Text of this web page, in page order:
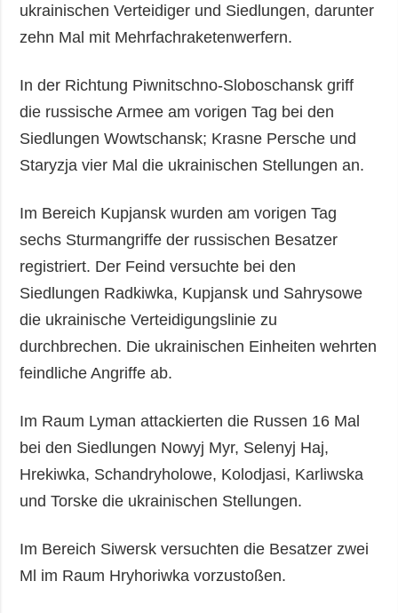
ukrainischen Verteidiger und Siedlungen, darunter
zehn Mal mit Mehrfachraketenwerfern.
In der Richtung Piwnitschno-Sloboschansk griff
die russische Armee am vorigen Tag bei den
Siedlungen Wowtschansk; Krasne Persche und
Staryzja vier Mal die ukrainischen Stellungen an.
Im Bereich Kupjansk wurden am vorigen Tag
sechs Sturmangriffe der russischen Besatzer
registriert. Der Feind versuchte bei den
Siedlungen Radkiwka, Kupjansk und Sahrysowe
die ukrainische Verteidigungslinie zu
durchbrechen. Die ukrainischen Einheiten wehrten
feindliche Angriffe ab.
Im Raum Lyman attackierten die Russen 16 Mal
bei den Siedlungen Nowyj Myr, Selenyj Haj,
Hrekiwka, Schandryholowe, Kolodjasi, Karliwska
und Torske die ukrainischen Stellungen.
Im Bereich Siwersk versuchten die Besatzer zwei
Ml im Raum Hryhoriwka vorzustoßen.